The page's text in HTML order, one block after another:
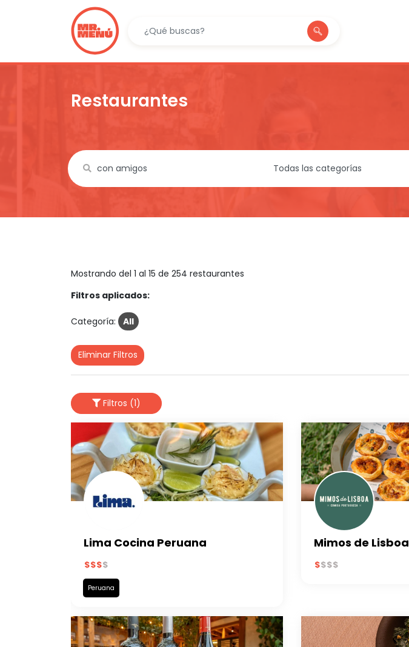
Restaurantes
Name category
Mostrando del 1 al 15 de 254 restaurantes
Filtros aplicados:
Categoría: All
Eliminar Filtros
Filtros (1)
Lima Cocina Peruana
Peruana
Mimos de Lisboa